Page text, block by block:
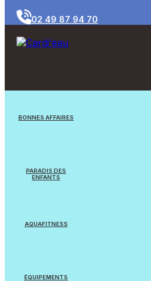
02 49 87 94 70
BONNES AFFAIRES
PARADIS DES
ENFANTS
AQUAFITNESS
ÉQUIPEMENTS